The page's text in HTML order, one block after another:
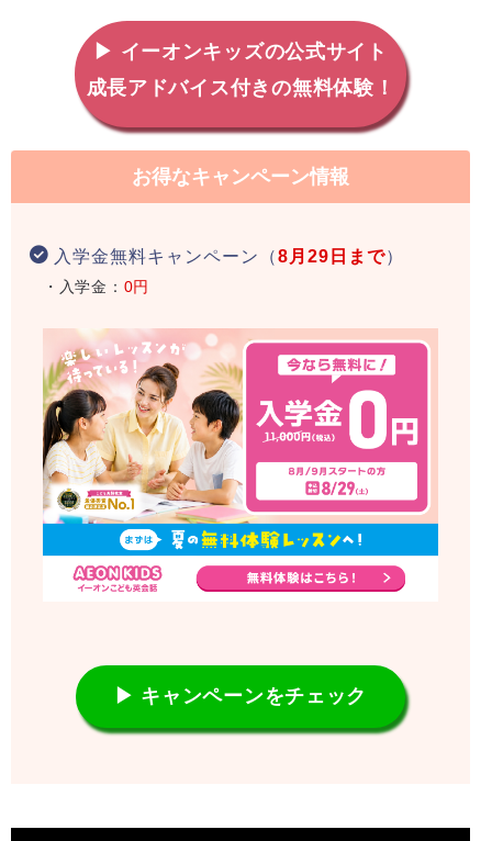
▶ イーオンキッズの公式サイト
成長アドバイス付きの無料体験！
お得なキャンペーン情報
入学金無料キャンペーン（8月29日まで）
・入学金： 0円
▶ キャンペーンをチェック